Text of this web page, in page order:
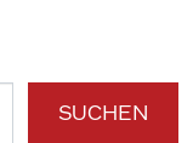
SUCHEN